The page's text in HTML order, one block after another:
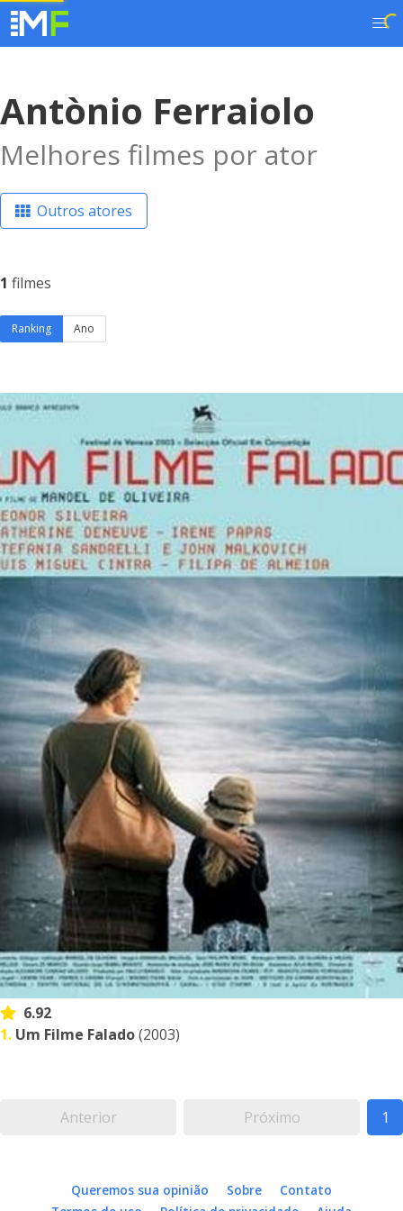
Antònio Ferraiolo
Melhores filmes por ator
Outros atores
1 filmes
Ranking Ano
6.92
1. Um Filme Falado(2003)
Anterior Próximo 1
Queremos sua opinião Sobre
Contato